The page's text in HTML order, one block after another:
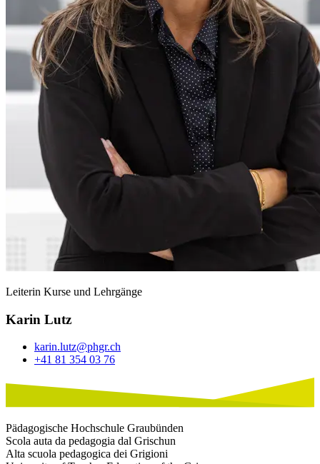
Leiterin Kurse und Lehrgänge
Karin Lutz
karin.lutz@phgr.ch
+41 81 354 03 76
Pädagogische Hochschule Graubünden
Scola auta da pedagogia dal Grischun
Alta scuola pedagogica dei Grigioni